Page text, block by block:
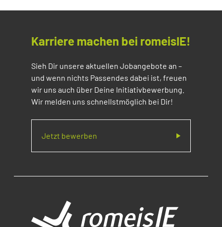
Karriere machen bei romeisIE!
Sieh Dir unsere aktuellen Jobangebote an –
und wenn nichts Passendes dabei ist, freuen
wir uns auch über Deine Initiativbewerbung.
Wir melden uns schnellstmöglich bei Dir!
Jetzt bewerben